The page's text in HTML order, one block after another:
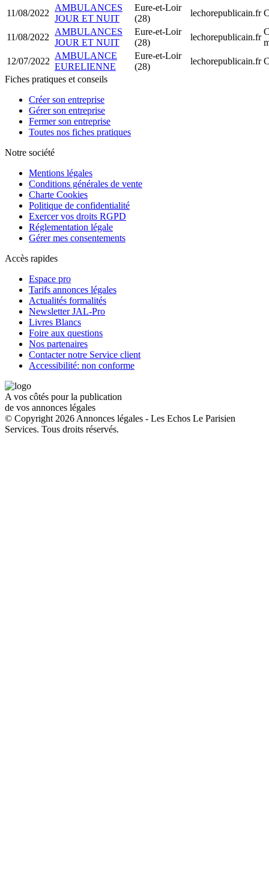
11/08/2022
AMBULANCES
JOUR ET NUIT
Eure-et-Loir
(28)
lechorepublicain.fr
11/08/2022
AMBULANCES
JOUR ET NUIT
Eure-et-Loir
(28)
lechorepublicain.fr
12/07/2022
AMBULANCE
EURELIENNE
Eure-et-Loir
(28)
lechorepublicain.fr
Fiches pratiques et conseils
Créer son entreprise
Gérer son entreprise
Fermer son entreprise
Toutes nos fiches pratiques
Notre société
Mentions légales
Conditions générales de vente
Charte Cookies
Politique de confidentialité
Exercer vos droits RGPD
Réglementation légale
Gérer mes consentements
Accès rapides
Espace pro
Tarifs annonces légales
Actualités formalités
Newsletter JAL-Pro
Livres Blancs
Foire aux questions
Nos partenaires
Contacter notre Service client
Accessibilité: non conforme
A vos côtés pour la publication
de vos annonces légales
© Copyright 2026 Annonces légales - Les Echos Le Parisien
Services. Tous droits réservés.